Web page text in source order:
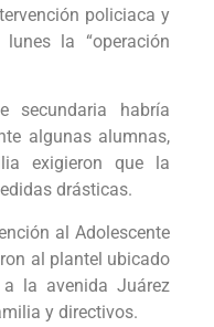
policiaca y
la “operación
secundaria habría
algunas alumnas,
exigieron que la
drásticas.
al Adolescente
al plantel ubicado
la avenida Juárez
y directivos.